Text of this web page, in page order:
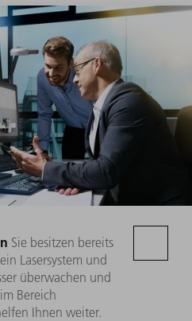
Sie besitzen bereits
Lasersystem und
überwachen und
Bereich
Ihnen weiter.